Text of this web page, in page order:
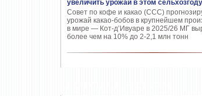
увеличить урожай в этом
Совет по кофе и какао (CCC)
урожай какао-бобов в крупнейшем
в мире — Кот-д’Ивуаре в 2025/26 МГ
более чем на 10% до 2-2,1 млн тонн